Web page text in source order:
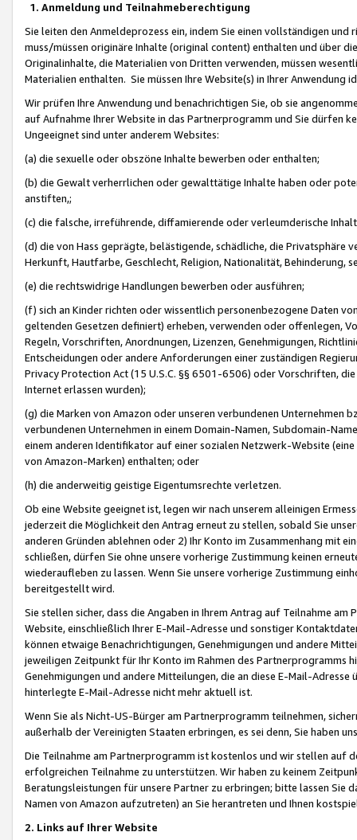
1. Anmeldung und Teilnahmeberechtigung
Sie leiten den Anmeldeprozess ein, indem Sie einen vollständigen
muss/müssen originäre Inhalte (original content) enthalten und über
Originalinhalte, die Materialien von Dritten verwenden, müssen
Materialien enthalten. Sie müssen Ihre Website(s) in Ihrer Anwendung
Wir prüfen Ihre Anwendung und benachrichtigen Sie, ob sie
auf Aufnahme Ihrer Website in das Partnerprogramm und Sie dürfen
Ungeeignet sind unter anderem Websites:
(a) die sexuelle oder obszöne Inhalte bewerben oder enthalten;
(b) die Gewalt verherrlichen oder gewalttätige Inhalte haben oder
anstiften,;
(c) die falsche, irreführende, diffamierende oder verleumderische
(d) die von Hass geprägte, belästigende, schädliche, die Privatsphäre
Herkunft, Hautfarbe, Geschlecht, Religion, Nationalität, Behinderung,
(e) die rechtswidrige Handlungen bewerben oder ausführen;
(f) sich an Kinder richten oder wissentlich personenbezogene Daten
geltenden Gesetzen definiert) erheben, verwenden oder offenlegen,
Regeln, Vorschriften, Anordnungen, Lizenzen, Genehmigungen,
Entscheidungen oder andere Anforderungen einer zuständigen
Privacy Protection Act (15 U.S.C. §§ 6501-6506) oder Vorschriften,
Internet erlassen wurden);
(g) die Marken von Amazon oder unseren verbundenen Unternehmen
verbundenen Unternehmen in einem Domain-Namen, Subdomain-
einem anderen Identifikator auf einer sozialen Netzwerk-Website
von Amazon-Marken) enthalten; oder
(h) die anderweitig geistige Eigentumsrechte verletzen.
Ob eine Website geeignet ist, legen wir nach unserem alleinigen
jederzeit die Möglichkeit den Antrag erneut zu stellen, sobald Sie
anderen Gründen ablehnen oder 2) Ihr Konto im Zusammenhang mit
schließen, dürfen Sie ohne unsere vorherige Zustimmung keinen
wiederaufleben zu lassen. Wenn Sie unsere vorherige Zustimmung
bereitgestellt wird.
Sie stellen sicher, dass die Angaben in Ihrem Antrag auf Teilnahme
Website, einschließlich Ihrer E-Mail-Adresse und sonstiger
können etwaige Benachrichtigungen, Genehmigungen und andere
jeweiligen Zeitpunkt für Ihr Konto im Rahmen des Partnerprogramms
Genehmigungen und andere Mitteilungen, die an diese E-Mail-
hinterlegte E-Mail-Adresse nicht mehr aktuell ist.
Wenn Sie als Nicht-US-Bürger am Partnerprogramm teilnehmen,
außerhalb der Vereinigten Staaten erbringen, es sei denn, Sie haben
Die Teilnahme am Partnerprogramm ist kostenlos und wir stellen auf
erfolgreichen Teilnahme zu unterstützen. Wir haben zu keinem
Beratungsleistungen für unsere Partner zu erbringen; bitte lassen Sie
Namen von Amazon aufzutreten) an Sie herantreten und Ihnen
2. Links auf Ihrer Website